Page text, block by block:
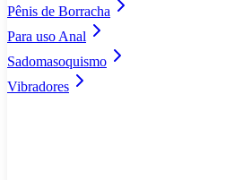
Pênis de Borracha
Para uso Anal
Sadomasoquismo
Vibradores